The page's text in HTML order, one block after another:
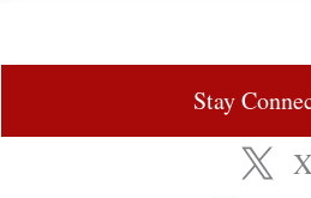
Stay